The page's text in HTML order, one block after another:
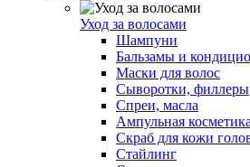
Уход за волосами
Шампуни
Бальзамы и
Маски для волос
Сыворотки, филлеры
Спреи, масла
Ампульная
Скраб для кожи
Стайлинг